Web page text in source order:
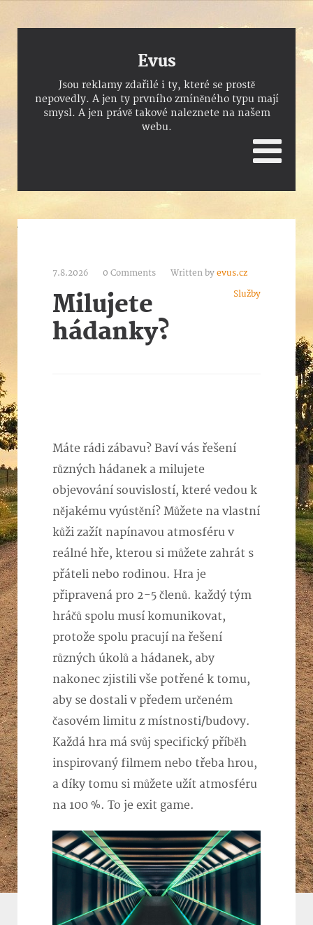
Evus
Jsou reklamy zdařilé i ty, které se prostě
nepovedly. A jen ty prvního zmíněného typu mají
smysl. A jen právě takové naleznete na našem
webu.
7.8.2026 0 Comments Written by evus.cz
Služby
Milujete
hádanky?
Máte rádi zábavu? Baví vás řešení
různých hádanek a milujete
objevování souvislostí, které vedou k
nějakému vyústění? Můžete na vlastní
kůži zažít napínavou atmosféru v
reálné hře, kterou si můžete zahrát s
přáteli nebo rodinou. Hra je
připravená pro 2-5 členů. každý tým
hráčů spolu musí komunikovat,
protože spolu pracují na řešení
různých úkolů a hádanek, aby
nakonec zjistili vše potřené k tomu,
aby se dostali v předem určeném
časovém limitu z místnosti/budovy.
Každá hra má svůj specifický příběh
inspirovaný filmem nebo třeba hrou,
a díky tomu si můžete užít atmosféru
na 100 %. To je exit game.